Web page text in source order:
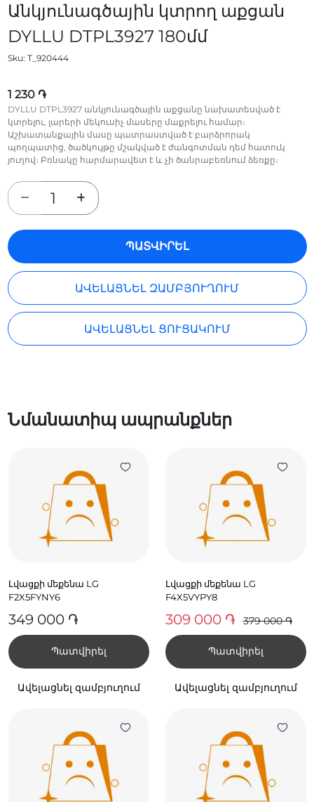
Անկյունագծային կտրող աքցան
DYLLU DTPL3927 180մմ
Sku: T_920444
1 230 ֏
DYLLU DTPL3927 անկյունագծային աքցանը նախատեսված է
կտրելու, լարերի մեկուսիչ մասերը մաքրելու համար։
Աշխատանքային մասը պատրաստված է բարձրորակ
պողպատից, ծածկույթը մշակված է ժանգոտման դեմ հատուկ
յուղով։ Բռնակը հարմարավետ է և չի ծանրաբեռնում ձեռքը։
ՊԱՏՎԻՐԵԼ
ԱՎԵԼԱՑՆԵԼ ԶԱՄԲՅՈՒՂՈՒՄ
ԱՎԵԼԱՑՆԵԼ ՑՈՒՑԱԿՈՒՄ
Նմանատիպ ապրանքներ
Լվացքի մեքենա LG
F2X5FYNY6
349 000 ֏
Պատվիրել
Ավելացնել զամբյուղում
Լվացքի մեքենա LG
F4X5VYPY8
309 000 ֏ 379 000 ֏
Պատվիրել
Ավելացնել զամբյուղում